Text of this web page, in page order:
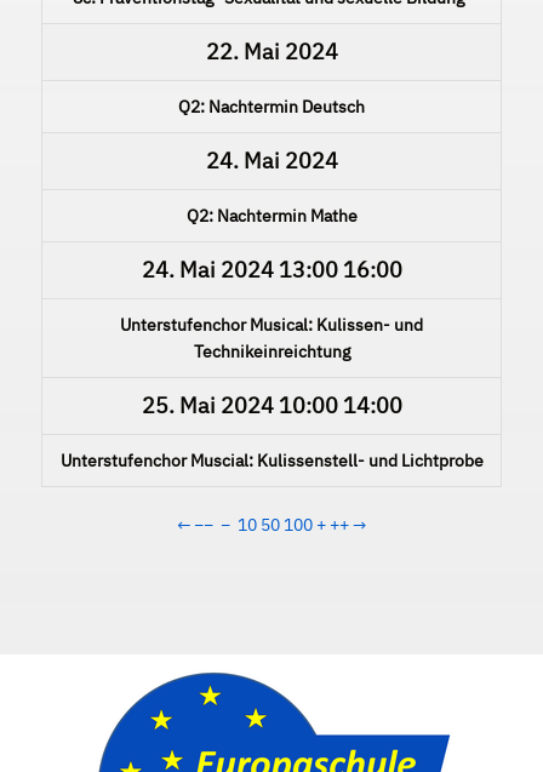
22. Mai 2024
Q2: Nachtermin Deutsch
24. Mai 2024
Q2: Nachtermin Mathe
24. Mai 202413:00 16:00
Unterstufenchor Musical: Kulissen- und
Technikeinreichtung
25. Mai 202410:00 14:00
Unterstufenchor Muscial: Kulissenstell- und Lichtprobe
← −− − 10 50 100 + ++→